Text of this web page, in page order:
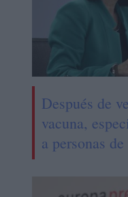
Después de
vacuna,
a personas